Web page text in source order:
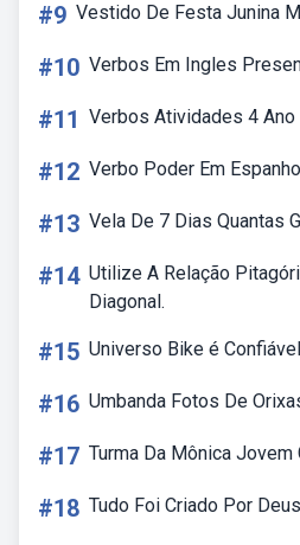
#9 Vestido De Festa Junina
#10 Verbos Em Ingles
#11 Verbos Atividades 4 Ano
#12 Verbo Poder Em
#13 Vela De 7 Dias Quantas
#14 Utilize A Relação
Diagonal.
#15 Universo Bike é Confiável
#16 Umbanda Fotos De
#17 Turma Da Mônica Jovem
#18 Tudo Foi Criado Por Deus